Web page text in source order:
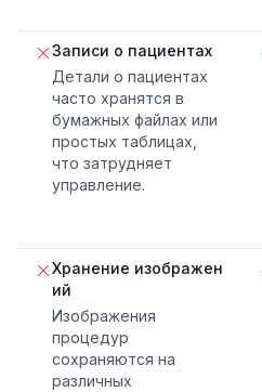
Записи о пациентах
Детали о пациентах
часто хранятся в
бумажных файлах или
простых таблицах,
что затрудняет
управление.
Хранение изображен
ий
Изображения
процедур
сохраняются на
различных